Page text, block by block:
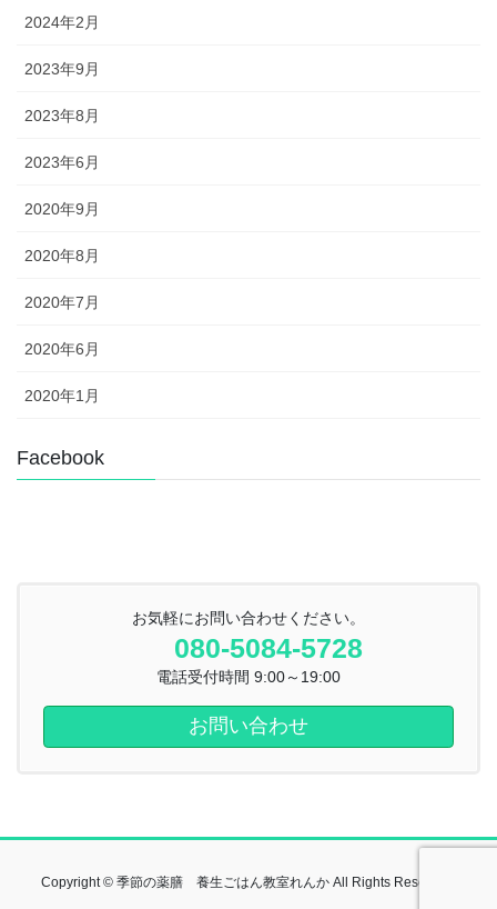
2024年2月
2023年9月
2023年8月
2023年6月
2020年9月
2020年8月
2020年7月
2020年6月
2020年1月
Facebook
お気軽にお問い合わせください。
080-5084-5728
電話受付時間 9:00～19:00
お問い合わせ
Copyright © 季節の薬膳 養生ごはん教室れんか All Rights Reserved.